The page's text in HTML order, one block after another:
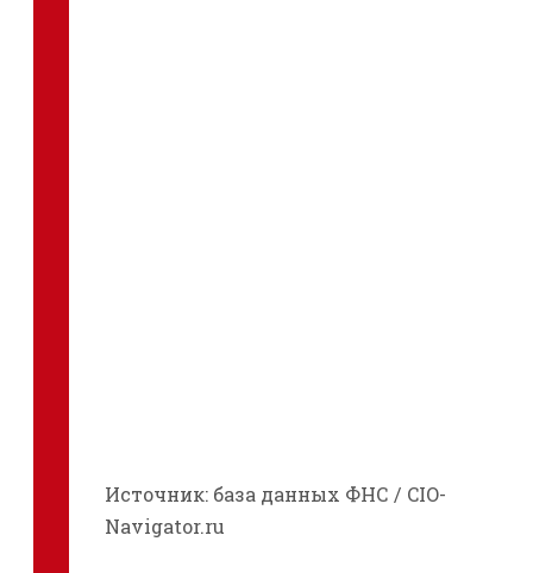
Источник: база данных ФНС / CIO-
Navigator.ru